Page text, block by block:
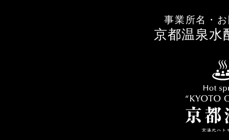
事業所名・
京都温泉水